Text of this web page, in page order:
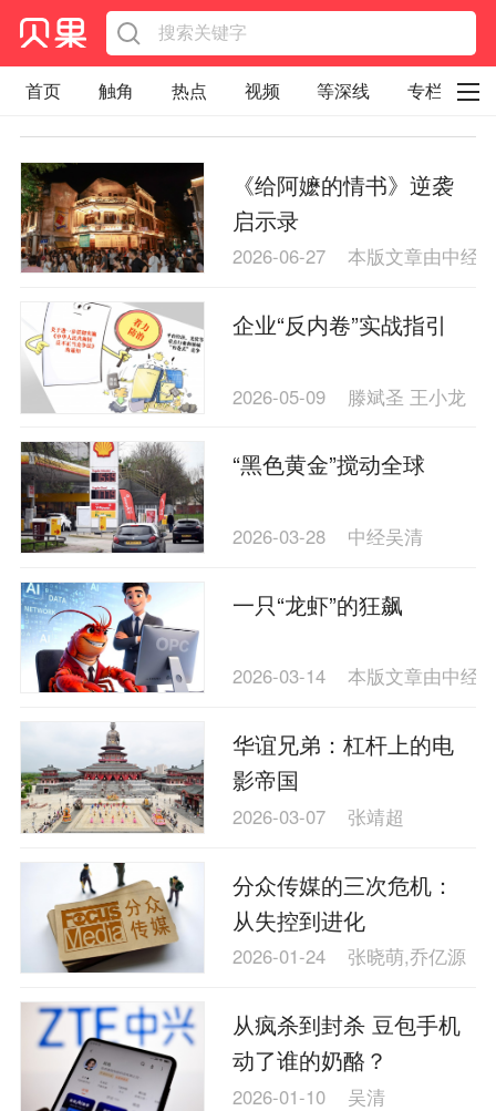
首页 触角 热点 视频 等深线 专栏
辉常道
荀瓜问道 商学院
报纸视频
企业面面观
太空星愿航天资讯
经济史话
等深线精选
宏观经济 事件
要闻
区域经济
科技
医药健康
文娱 体育 消费
银行
理财
资本市场
今日快评
我们来补课
图说
与老板对话
家族企业
企业快讯
智造
《给阿嬷的情书》逆袭
启示录
2026-06-27 本版文章由中经
企业“反内卷”实战指引
2026-05-09 滕斌圣 王小龙
“黑色黄金”搅动全球
2026-03-28 中经吴清
一只“龙虾”的狂飙
2026-03-14 本版文章由中经
华谊兄弟：杠杆上的电
影帝国
2026-03-07 张靖超
分众传媒的三次危机：
从失控到进化
2026-01-24 张晓萌,乔亿源
从疯杀到封杀 豆包手机
动了谁的奶酪？
2026-01-10 吴清